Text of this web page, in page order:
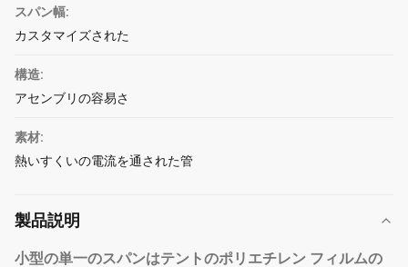
スパン幅:
カスタマイズされた
構造:
アセンブリの容易さ
素材:
熱いすくいの電流を通された管
製品説明
小型の単一のスパンはテントのポリエチレン フィルムの